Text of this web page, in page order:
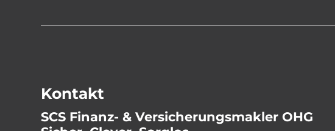
Kontakt
SCS Finanz- & Versicherungsmakler OHG